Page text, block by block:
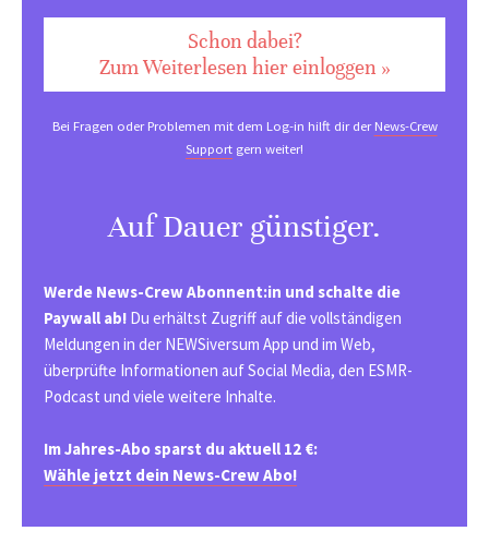
Schon dabei?
Zum Weiterlesen hier einloggen »
Bei Fragen oder Problemen mit dem Log-in hilft dir derNews-Crew
Support gern weiter!
Auf Dauer günstiger.
Werde News-Crew Abonnent:in und schalte die
Paywall ab! Du erhältst Zugriff auf die vollständigen
Meldungen in der NEWSiversum App und im Web,
überprüfte Informationen auf Social Media, den ESMR-
Podcast und viele weitere Inhalte.
Im Jahres-Abo sparst du aktuell 12 €:
Wähle jetzt dein News-Crew Abo!